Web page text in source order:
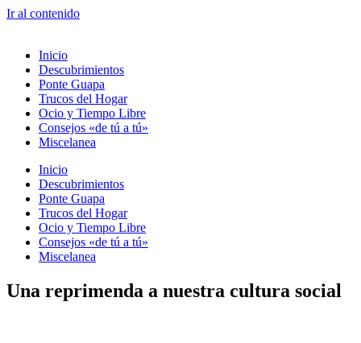
Ir al contenido
Inicio
Descubrimientos
Ponte Guapa
Trucos del Hogar
Ocio y Tiempo Libre
Consejos «de tú a tú»
Miscelanea
Inicio
Descubrimientos
Ponte Guapa
Trucos del Hogar
Ocio y Tiempo Libre
Consejos «de tú a tú»
Miscelanea
Una reprimenda a nuestra cultura social